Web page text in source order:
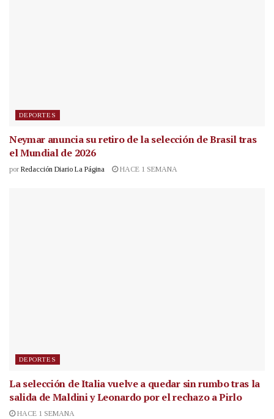
DEPORTES
Neymar anuncia su retiro de la selección de Brasil tras
el Mundial de 2026
por Redacción Diario La Página HACE 1 SEMANA
DEPORTES
La selección de Italia vuelve a quedar sin rumbo tras la
salida de Maldini y Leonardo por el rechazo a Pirlo
HACE 1 SEMANA